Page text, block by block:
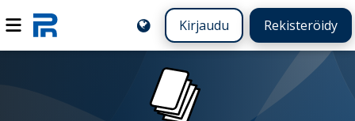
Kirjaudu Rekisteröidy